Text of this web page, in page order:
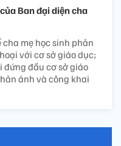
Ban đại diện cha
mẹ học sinh phản
với cơ sở giáo dục;
đầu cơ sở giáo
ánh và công khai